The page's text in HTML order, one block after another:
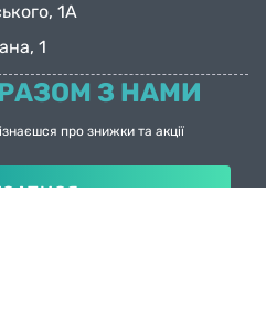
1А
1
З НАМИ
про знижки та акції